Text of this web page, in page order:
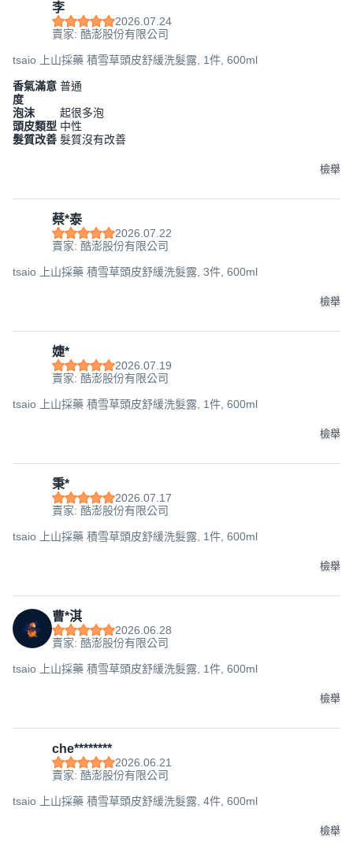
李
2026.07.24
賣家: 酷澎股份有限公司
tsaio 上山採藥 積雪草頭皮舒緩洗髮露, 1件, 600ml
香氣滿意
度
普通
泡沫
起很多泡
頭皮類型 中性
髮質改善 髮質沒有改善
檢舉
蔡*泰
2026.07.22
賣家: 酷澎股份有限公司
tsaio 上山採藥 積雪草頭皮舒緩洗髮露, 3件, 600ml
檢舉
婕*
2026.07.19
賣家: 酷澎股份有限公司
tsaio 上山採藥 積雪草頭皮舒緩洗髮露, 1件, 600ml
檢舉
秉*
2026.07.17
賣家: 酷澎股份有限公司
tsaio 上山採藥 積雪草頭皮舒緩洗髮露, 1件, 600ml
檢舉
曹*淇
2026.06.28
賣家: 酷澎股份有限公司
tsaio 上山採藥 積雪草頭皮舒緩洗髮露, 1件, 600ml
檢舉
che********
2026.06.21
賣家: 酷澎股份有限公司
tsaio 上山採藥 積雪草頭皮舒緩洗髮露, 4件, 600ml
檢舉